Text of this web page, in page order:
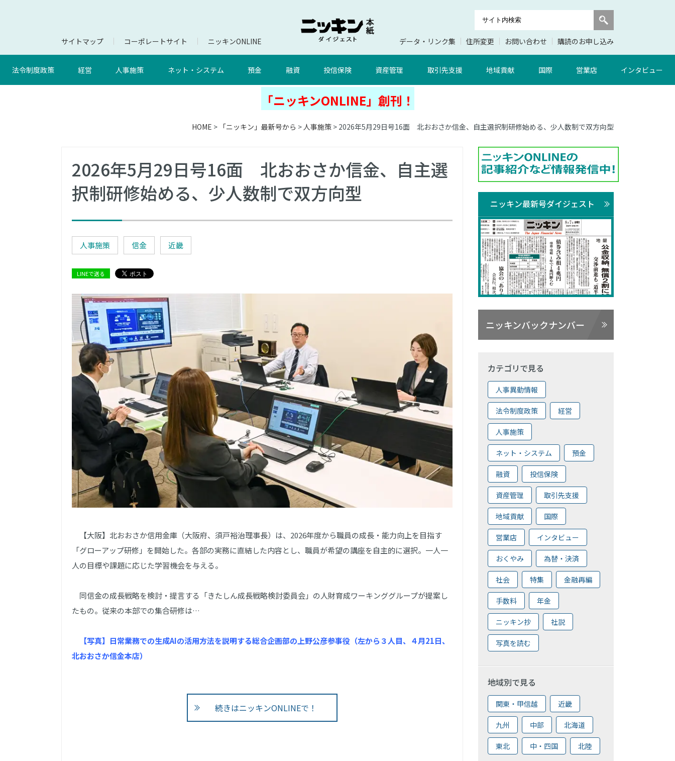
サイトマップ コーポレートサイト ニッキンONLINE データ・リンク集 住所変更 お問い合わせ 購読のお申し込み
法令制度政策 経営 人事施策 ネット・システム 預金 融資 投信保険 資産管理 取引先支援 地域貢献 国際 営業店 インタビュー
「ニッキンONLINE」創刊！
HOME > 「ニッキン」最新号から >人事施策 > 2026年5月29日号16面 北おおさか信金、自主選択制研修始める、少人数制で双方向型
2026年5月29日号16面 北おおさか信金、自主選
択制研修始める、少人数制で双方向型
人事施策 信金 近畿
LINEで送る
【大阪】北おおさか信用金庫（大阪府、須戸裕治理事長）は、2026年度から職員の成長・能力向上を目指す
「グローアップ研修」を開始した。各部の実務に直結した内容とし、職員が希望の講座を自主的に選択。一人一
人の目標や課題に応じた学習機会を与える。
同信金の成長戦略を検討・提言する「きたしん成長戦略検討委員会」の人財育成ワーキンググループが提案し
たもの。従来の本部での集合研修は…
【写真】日常業務での生成AIの活用方法を説明する総合企画部の上野公彦参事役（左から３人目、４月21日、
北おおさか信金本店）
続きはニッキンONLINEで！
ニッキン最新号ダイジェスト
ニッキンバックナンバー
カテゴリで見る
人事異動情報
法令制度政策 経営
人事施策
ネット・システム 預金
融資 投信保険
資産管理 取引先支援
地域貢献 国際
営業店 インタビュー
おくやみ 為替・決済
社会 特集 金融再編
手数料 年金
ニッキン抄 社説
写真を読む
地域別で見る
関東・甲信越 近畿
九州 中部 北海道
東北 中・四国 北陸